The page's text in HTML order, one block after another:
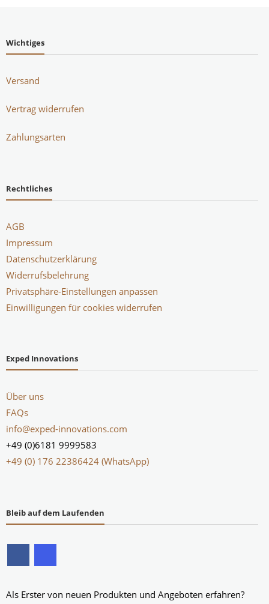
Wichtiges
Versand
Vertrag widerrufen
Zahlungsarten
Rechtliches
AGB
Impressum
Datenschutzerklärung
Widerrufsbelehrung
Privatsphäre-Einstellungen anpassen
Einwilligungen für cookies widerrufen
Exped Innovations
Über uns
FAQs
info@exped-innovations.com
+49 (0)6181 9999583
+49 (0) 176 22386424 (WhatsApp)
Bleib auf dem Laufenden
Als Erster von neuen Produkten und Angeboten erfahren?